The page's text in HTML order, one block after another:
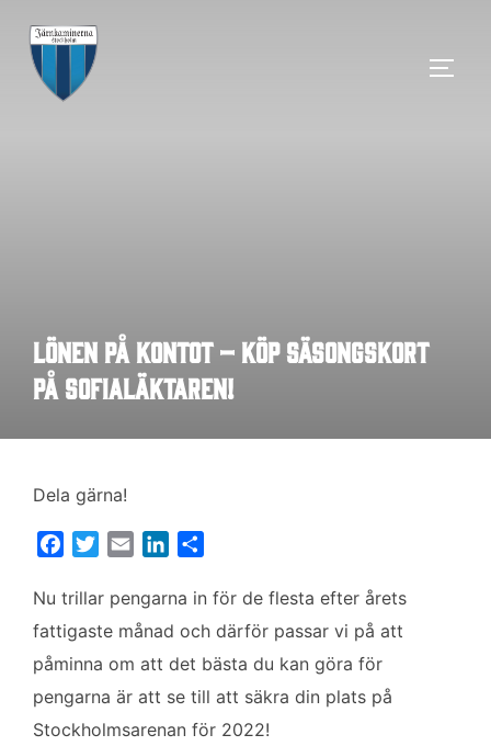
innehåll
Lönen på kontot – köp säsongskort
på Sofialäktaren!
Dela gärna!
c
e
b
o
o
k
i
t
e
r
a
i
n
k
d
I
n
l
a
Nu trillar pengarna in för de flesta efter årets
fattigaste månad och därför passar vi på att
påminna om att det bästa du kan göra för
pengarna är att se till att säkra din plats på
Stockholmsarenan för 2022!